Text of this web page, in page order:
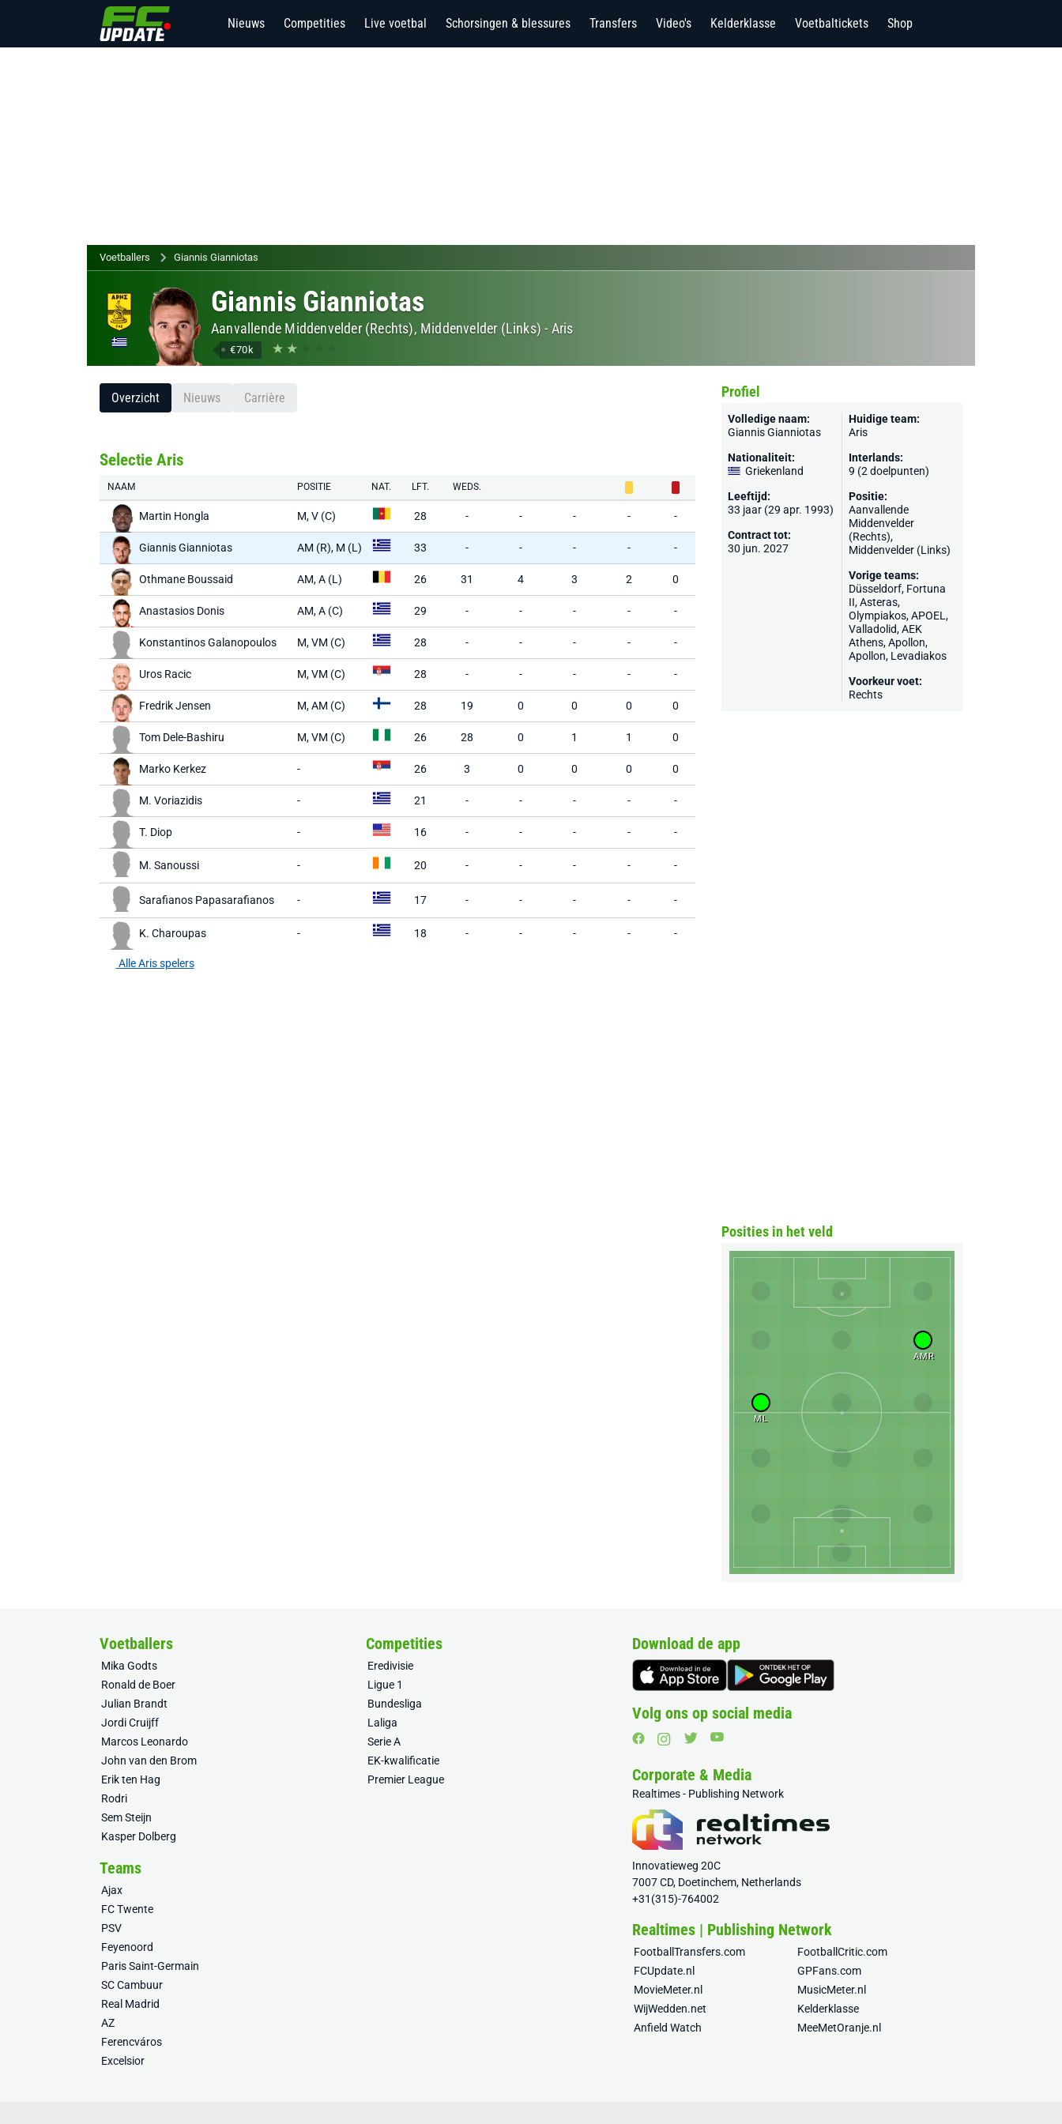
Nieuws Competities Live voetbal Schorsingen & blessures Transfers Video's Kelderklasse Voetbaltickets Shop
Voetballers Giannis Gianniotas
Giannis Gianniotas
Aanvallende Middenvelder (Rechts), Middenvelder (Links)- Aris
€70k
Overzicht Nieuws Carrière
Selectie Aris
NAAM POSITIE NAT. LFT. WEDS.
Martin Hongla M, V (C) 28 - - - - -
Giannis Gianniotas AM (R), M (L) 33 - - - - -
Othmane Boussaid AM, A (L) 26 31 4 3 2 0
Anastasios Donis AM, A (C) 29 - - - - -
Konstantinos Galanopoulos M, VM (C) 28 - - - - -
Uros Racic M, VM (C) 28 - - - - -
Fredrik Jensen M, AM (C) 28 19 0 0 0 0
Tom Dele-Bashiru M, VM (C) 26 28 0 1 1 0
Marko Kerkez - 26 3 0 0 0 0
M. Voriazidis - 21 - - - - -
T. Diop - 16 - - - - -
M. Sanoussi - 20 - - - - -
Sarafianos Papasarafianos - 17 - - - - -
K. Charoupas - 18 - - - - -
Alle Aris spelers
Profiel
Volledige naam:
Giannis Gianniotas
Nationaliteit:
Griekenland
Leeftijd:
33 jaar (29 apr. 1993)
Contract tot:
30 jun. 2027
Huidige team:
Aris
Interlands:
9 (2 doelpunten)
Positie:
Aanvallende
Middenvelder
(Rechts),
Middenvelder (Links)
Vorige teams:
Düsseldorf, Fortuna
II, Asteras,
Olympiakos,APOEL ,
Valladolid,AEK
Athens,Apollon,
Apollon, Levadiakos
Voorkeur voet:
Rechts
Posities in het veld
AMR
ML
Voetballers
Mika Godts
Ronald de Boer
Julian Brandt
Jordi Cruijff
Marcos Leonardo
John van den Brom
Erik ten Hag
Rodri
Sem Steijn
Kasper Dolberg
Competities
Eredivisie
Ligue 1
Bundesliga
Laliga
Serie A
EK-kwalificatie
Premier League
Teams
Ajax
FC Twente
PSV
Feyenoord
Paris Saint-Germain
SC Cambuur
Real Madrid
AZ
Ferencváros
Excelsior
Download de app
Volg ons op social media
Corporate & Media
Realtimes - Publishing Network
Innovatieweg 20C
7007 CD, Doetinchem, Netherlands
+31(315)-764002
Realtimes | Publishing Network
FootballTransfers.com
FootballCritic.com
FCUpdate.nl
GPFans.com
MovieMeter.nl
MusicMeter.nl
WijWedden.net
Kelderklasse
Anfield Watch
MeeMetOranje.nl